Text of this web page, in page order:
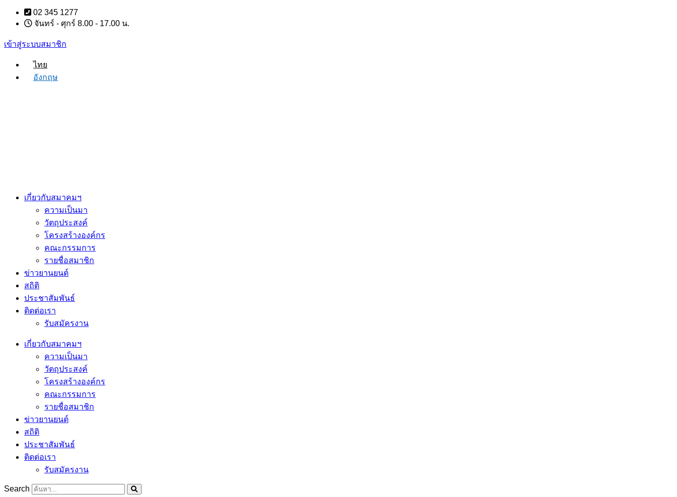
Skip
content
02 345 1277
จันทร์ - ศุกร์ 8.00 - 17.00 น.
เข้าสู่ระบบสมาชิก
ไทย
อังกฤษ
เกี่ยวกับสมาคมฯ
ความเป็นมา
วัตถุประสงค์
โครงสร้างองค์กร
คณะกรรมการ
รายชื่อสมาชิก
ข่าวยานยนต์
สถิติ
ประชาสัมพันธ์
ติดต่อเรา
รับสมัครงาน
เกี่ยวกับสมาคมฯ
ความเป็นมา
วัตถุประสงค์
โครงสร้างองค์กร
คณะกรรมการ
รายชื่อสมาชิก
ข่าวยานยนต์
สถิติ
ประชาสัมพันธ์
ติดต่อเรา
รับสมัครงาน
Search